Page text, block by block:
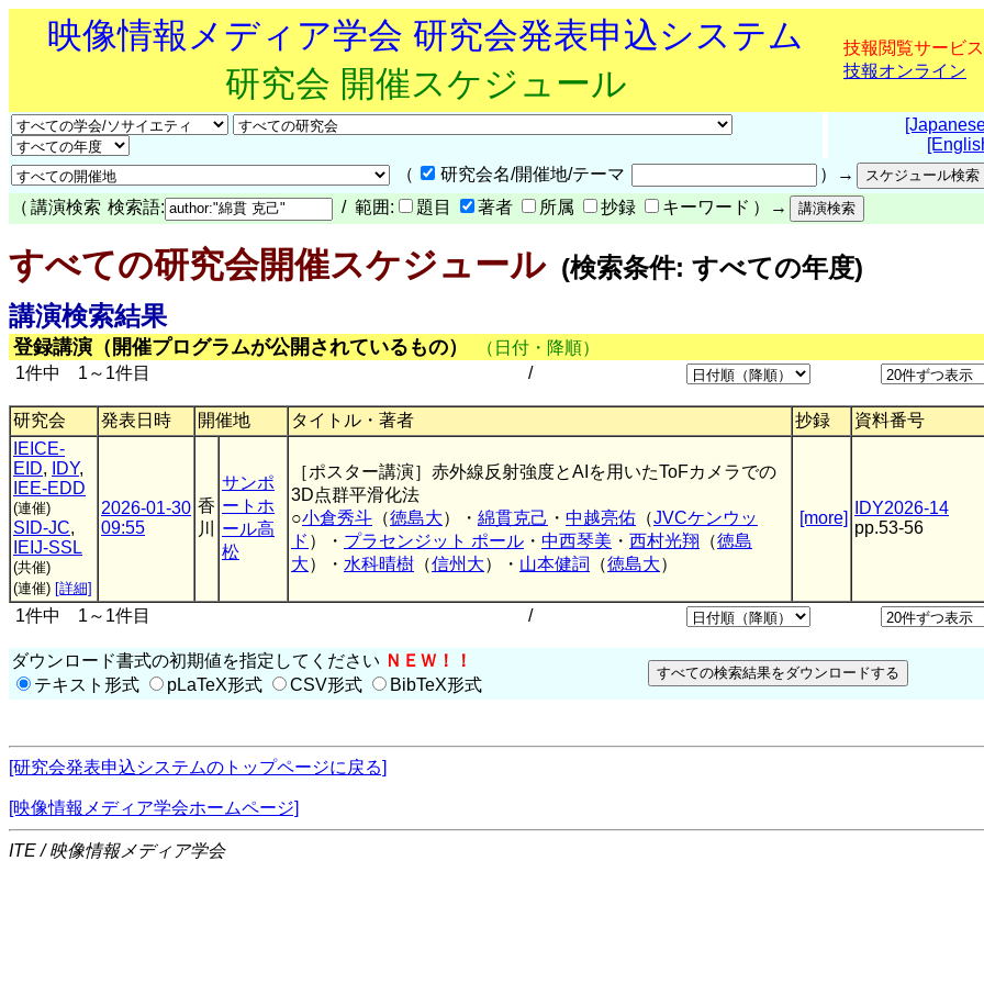
映像情報メディア学会 研究会発表申込システム
研究会 開催スケジュール
技報閲覧サービス
技報オンライン
（
研究会名/開催地/テーマ
）→
（ 講演検索 検索語: / 範囲: 題目 著者 所属 抄録 キーワード ）→
すべての研究会開催スケジュール(検索条件: すべての年度)
講演検索結果
登録講演（開催プログラムが公開されているもの）
（日付・降順）
1件中 1～1件目
/
研究会 発表日時 開催地 タイトル・著者 抄録
資料番号
IEICE-
EID, IDY,
IEE-EDD
(連催)
SID-JC,
IEIJ-SSL
(共催)
(連催) [詳細]
2026-01-30
09:55
香
川
サンポ
ートホ
ール高
松
［ポスター講演］赤外線反射強度とAIを用いたToFカメラでの
3D点群平滑化法
○小倉秀斗 （徳島大）・ 綿貫克己 ・ 中越亮佑 （JVCケンウッ
ド ）・ プラセンジット ポール ・ 中西琴美 ・ 西村光翔 （徳島
大）・ 水科晴樹 （信州大）・ 山本健詞 （徳島大）
[more]
IDY2026-14
pp.53-56
1件中 1～1件目 /
ダウンロード書式の初期値を指定してください ＮＥＷ！！
テキスト形式
pLaTeX形式 CSV形式 BibTeX形式
[研究会発表申込システムのトップページに戻る]
[映像情報メディア学会ホームページ]
ITE / 映像情報メディア学会